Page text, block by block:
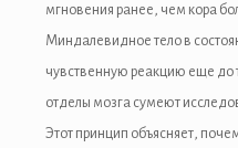
мгновения ранее, чем кора
Миндалевидное тело в
чувственную реакцию еще до
отделы мозга сумеют
Этот принцип объясняет,